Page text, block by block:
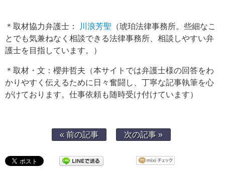
＊取材協力弁護士： 川浪芳聖 （琥珀法律事務所。些細なこ
とでも気兼ねなく相談できる法律事務所、相談しやすい弁
護士を目指しています。）
＊取材・文：櫻井哲夫（本サイトでは弁護士様の回答をわ
かりやすく伝えるために日々奮闘し、丁寧な記事執筆を心
がけております。仕事依頼も随時受け付けています）
« 前の記事 次の記事 »